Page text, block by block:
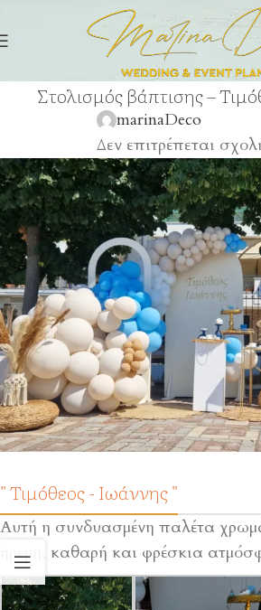
Στολισμός βάπτισης –
marinaDeco
Δεν επιτρέπεται
" Τιμόθεος - Ιωάννης "
Αυτή η συνδυασμένη παλέτα
ήρεμη, καθαρή και φρέσκια